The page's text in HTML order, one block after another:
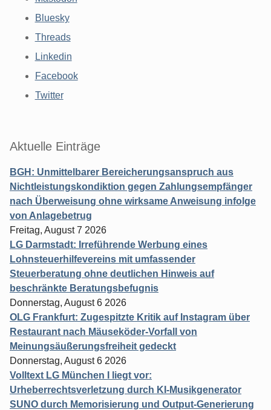
Bluesky
Threads
Linkedin
Facebook
Twitter
Aktuelle Einträge
BGH: Unmittelbarer Bereicherungsanspruch aus
Nichtleistungskondiktion gegen Zahlungsempfänger
nach Überweisung ohne wirksame Anweisung infolge
von Anlagebetrug
Freitag, August 7 2026
LG Darmstadt: Irreführende Werbung eines
Lohnsteuerhilfevereins mit umfassender
Steuerberatung ohne deutlichen Hinweis auf
beschränkte Beratungsbefugnis
Donnerstag, August 6 2026
OLG Frankfurt: Zugespitzte Kritik auf Instagram über
Restaurant nach Mäuseköder-Vorfall von
Meinungsäußerungsfreiheit gedeckt
Donnerstag, August 6 2026
Volltext LG München I liegt vor:
Urheberrechtsverletzung durch KI-Musikgenerator
SUNO durch Memorisierung und Output-Generierung